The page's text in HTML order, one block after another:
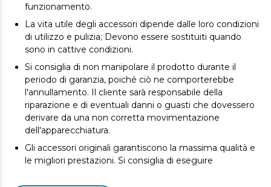
funzionamento.
La vita utile degli accessori dipende dalle loro condizioni
di utilizzo e pulizia; Devono essere sostituiti quando
sono in cattive condizioni.
Si consiglia di non manipolare il prodotto durante il
periodo di garanzia, poiché ciò ne comporterebbe
l'annullamento. Il cliente sarà responsabile della
riparazione e di eventuali danni o guasti che dovessero
derivare da una non corretta movimentazione
dell'apparecchiatura.
Gli accessori originali garantiscono la massima qualità e
le migliori prestazioni. Si consiglia di eseguire